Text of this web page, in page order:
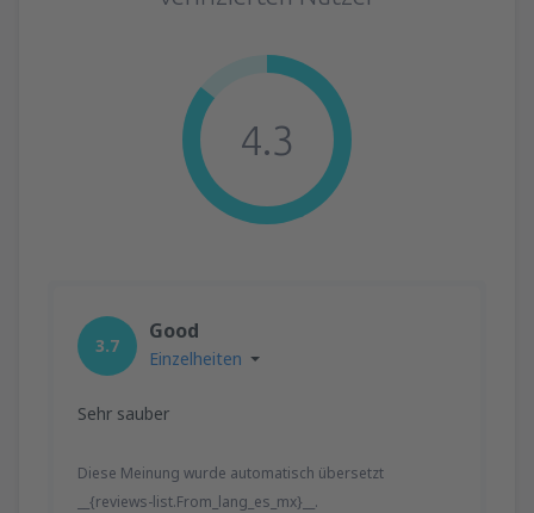
4.3
3.7
Good
Einzelheiten
Sehr sauber
Diese Meinung wurde automatisch übersetzt
__{reviews-list.From_lang_es_mx}__.